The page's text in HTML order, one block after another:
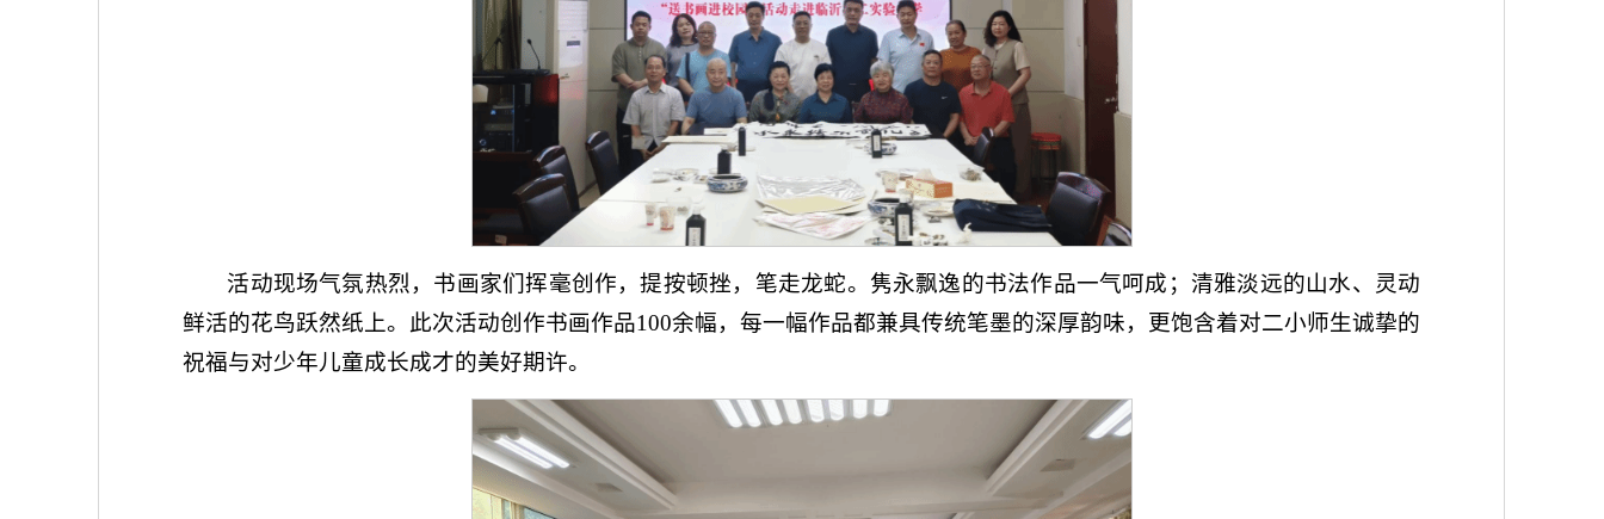
活动现场气氛热烈，书画家们挥毫创作，提按顿挫，笔走龙蛇。隽永飘逸的书法作品一气呵成；清雅淡远的山水、灵动
鲜活的花鸟跃然纸上。此次活动创作书画作品100余幅，每一幅作品都兼具传统笔墨的深厚韵味，更饱含着对二小师生诚挚的
祝福与对少年儿童成长成才的美好期许。